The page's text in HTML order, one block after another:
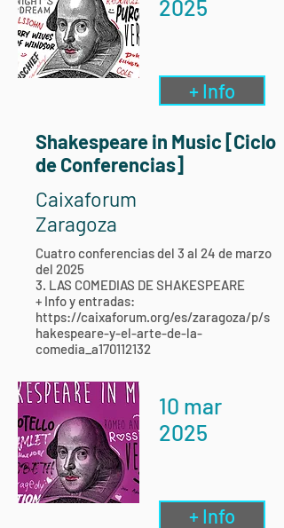
2025
+ Info
Shakespeare in Music [Ciclo
de Conferencias]
Caixaforum
Zaragoza
Cuatro conferencias del 3 al 24 de marzo
del 2025
3. LAS COMEDIAS DE SHAKESPEARE
+ Info y entradas:
https://caixaforum.org/es/zaragoza/p/s
hakespeare-y-el-arte-de-la-
comedia_a170112132
10 mar
2025
+ Info